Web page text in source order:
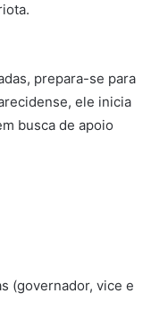
prepara-se para
ele inicia
busca de apoio
(governador, vice e